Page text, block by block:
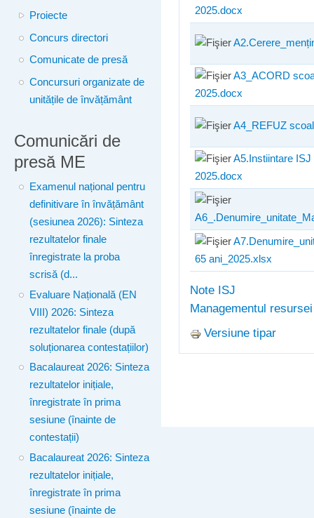
Proiecte
Concurs directori
Comunicate de presă
Concursuri organizate de
unitățile de învățământ
Comunicări de
presă ME
Examenul național pentru
definitivare în învățământ
(sesiunea 2026): Sinteza
rezultatelor finale
înregistrate la proba
scrisă (d...
Evaluare Națională (EN
VIII) 2026: Sinteza
rezultatelor finale (după
soluționarea contestațiilor)
Bacalaureat 2026: Sinteza
rezultatelor inițiale,
înregistrate în prima
sesiune (înainte de
contestații)
Bacalaureat 2026: Sinteza
rezultatelor inițiale,
înregistrate în prima
sesiune (înainte de
2025.docx
A3_ACORD
2025.docx
A4_REFUZ
A5.Instiintare
2025.docx
65 ani_2025.xlsx
Note ISJ
Managementul
Versiune tipar